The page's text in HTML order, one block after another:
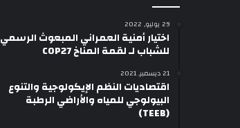
29 يوليو, 2022
اختيار أمنية العمراني المبعوث الرسمي
للشباب لـ لقمة المناخ COP27
21 ديسمبر, 2021
اقتصاديات النظم الإيكولوجية والتنوع
البيولوجي للمياه والأراضي الرطبة
(TEEB)